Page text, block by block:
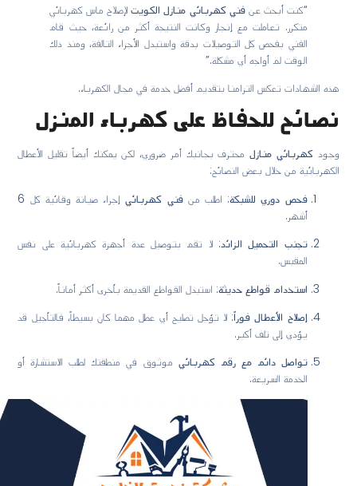
“كنت أبحث عنفني كهربائي منازل الكويتلإصلاح ماس كهربائي
متكرر. تعاملت مع إنجاز وكانت النتيجة أكثر من رائعة، حيث قام
الفني بفحص كل التوصيلات بدقة واستبدل الأجزاء التالفة، ومنذ ذلك
الوقت لم أواجه أي مشكلة.”
هذه الشهادات تعكس التزامنا بتقديم أفضل خدمة في مجال الكهرباء.
نصائح للحفاظ على كهرباء المنزل
وجودكهربائي منازلمحترف بجانبك أمر ضروري، لكن يمكنك أيضاً تقليل الأعطال
الكهربائية من خلال بعض النصائح:
فحص دوري للشبكة: اطلب منفني كهربائي
إجراء صيانة وقائية كل 6
أشهر.
تجنب التحميل الزائد: لا تقم بتوصيل عدة أجهزة كهربائية على نفس
المقبس.
استخدام قواطع حديثة: استبدل القواطع القديمة بأخرى أكثر أماناً.
إصلاح الأعطال فوراً: لا تؤجل تصليح أي عطل مهما كان بسيطاً، فالتأجيل قد
يؤدي إلى تلف أكبر.
تواصل دائم مع رقم كهربائيموثوق في منطقتك لطلب الاستشارة أو
الخدمة السريعة.